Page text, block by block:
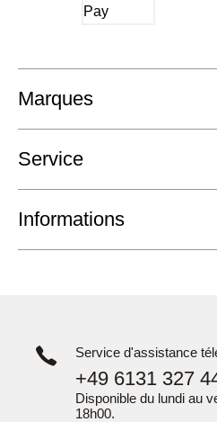
Marques
Service
Informations
Service d'assistance
+49 6131 327
Disponible du lundi au
18h00.